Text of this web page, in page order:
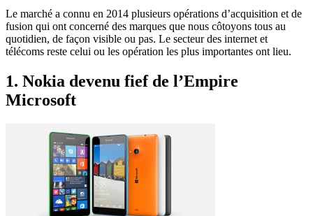
Le marché a connu en 2014 plusieurs opérations d’acquisition et de
fusion qui ont concerné des marques que nous côtoyons tous au
quotidien, de façon visible ou pas. Le secteur des internet et
télécoms reste celui ou les opération les plus importantes ont lieu.
1. Nokia devenu fief de l’Empire
Microsoft